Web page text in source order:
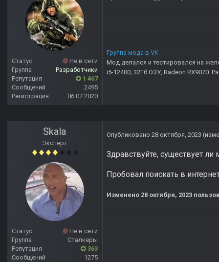
Статус
Не в сети
Группа
Разработчики
Репутация
1 467
Сообщений
2495
Регистрация
06.07.2020
Группа мода в VK
Мод делался и тестировался на
i5-12400, 32Гб ОЗУ, Radeon RX9070
Skala
Эксперт
Статус
Не в сети
Группа
Сталкеры
Репутация
363
Сообщений
1275
Опубликовано 28 октября, 2023
Здравствуйте, существует
Пробовал поискать в
Изменено 28 октября, 2023